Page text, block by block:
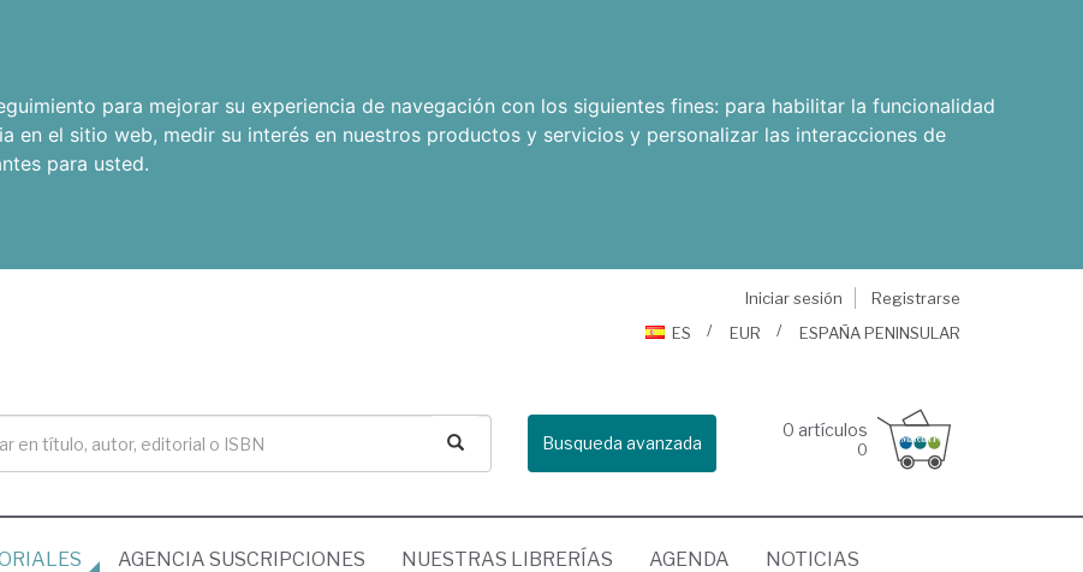
para mejorar su experiencia de navegación con los siguientes fines: para habilitar la funcionalidad
en el sitio web, medir su interés en nuestros productos y servicios y personalizar las interacciones de
para usted.
Iniciar sesión
Registrarse
ES
EUR ESPAÑA PENINSULAR
Busqueda avanzada
0 artículos
0
AGENCIA SUSCRIPCIONES NUESTRAS LIBRERÍAS AGENDA NOTICIAS